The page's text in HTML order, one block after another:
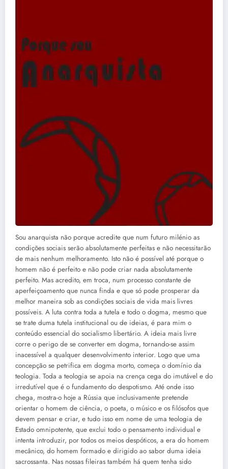
Sou anarquista não porque acredite que num futuro milénio as
condições sociais serão absolutamente perfeitas e não necessitarão
de mais nenhum melhoramento. Isto não é possível até porque o
homem não é perfeito e não pode criar nada absolutamente
perfeito. Mas acredito, em troca, num processo constante de
aperfeiçoamento que nunca finda e que só pode prosperar da
melhor maneira sob as condições sociais de vida mais livres
possíveis. A luta contra toda a tutela e todo o dogma, mesmo que
se trate duma tutela institucional ou de ideias, é para mim o
conteúdo essencial do socialismo libertário. A ideia mais livre
corre o perigo de se converter em dogma, tornando-se assim
inacessível a qualquer desenvolvimento interior. Logo que uma
concepção se petrifica em dogma morto, começa o domínio da
teologia. Toda a teologia se apoia na crença cega do imutável e do
irredutível que é o fundamento do despotismo. Até onde isso
chega, mostra-o hoje a Rússia que inclusivamente pretende
orientar o homem de ciência, o poeta, o músico e os filósofos que
devem pensar e criar, e tudo isso em nome de uma teologia de
Estado omnipotente, que exclui todo o pensamento individual e
intenta introduzir, por todos os meios despóticos, a era do homem
mecânico, do homem formado e dirigido ao sabor duma ideia
sacrossanta. Nas nossas fileiras também há quem tenha sido